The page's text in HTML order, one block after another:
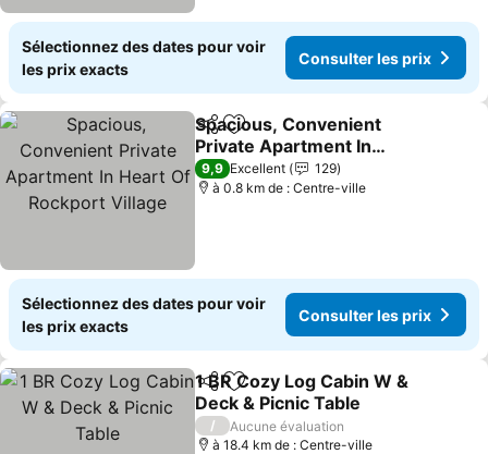
Sélectionnez des dates pour voir
les prix exacts
Consulter les prix
PartagerAjouter à mes favoris
Spacious, Convenient
Private Apartment In
Heart Of Rockport Village
Consulter les prix
9,9 Excellent
129
à 0.8 km de : Centre-ville
Sélectionnez des dates pour voir
les prix exacts
Consulter les prix
PartagerAjouter à mes favoris
1 BR Cozy Log Cabin W &
Deck & Picnic Table
Consulter les prix
/
Aucune évaluation
à 18.4 km de : Centre-ville